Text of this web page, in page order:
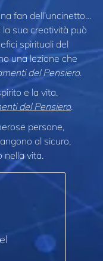
fan dell’uncinetto…
la sua creatività può
spirituali del
una lezione che
del Pensiero.
e la vita.
del Pensiero.
persone,
al sicuro,
vita.